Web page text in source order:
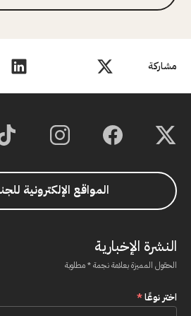
مشاركة
المواقع الإلكترونية
النشرة الإخبارية
الحقول المميزة بعلامة نجمة * مطلوبة
اختر نوعًا*